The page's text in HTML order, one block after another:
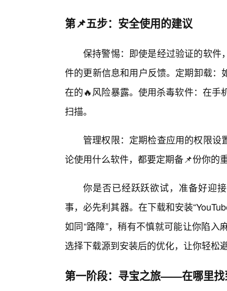
第📌五步：安全使用的建议
保持警惕：即使是经过验证的软件
件的更新信息和用户反馈。定期卸载
在的🔥风险暴露。使用杀毒软件：在手
扫描。
管理权限：定期检查应用的权限
论使用什么软件，都要定期备📌份你的
你是否已经跃跃欲试，准备好迎
事，必先利其器。在下载和安装
如同“路障”，稍有不慎就可能让你陷
选择下载源到安装后的优化，让你轻松
第一阶段：寻宝之旅——在哪里找